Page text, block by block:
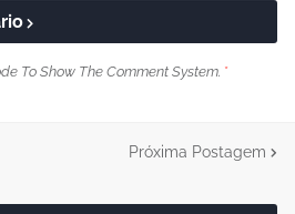
To Show The Comment System. *
Próxima Postagem